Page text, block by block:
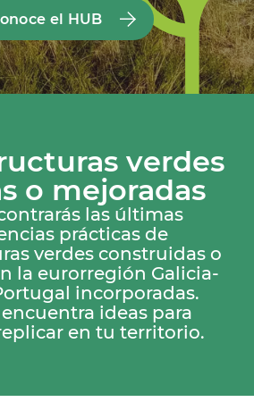
el HUB
verdes
o mejoradas
las últimas
prácticas de
verdes construidas o
la eurorregión Galicia-
incorporadas.
ideas para
en tu territorio.